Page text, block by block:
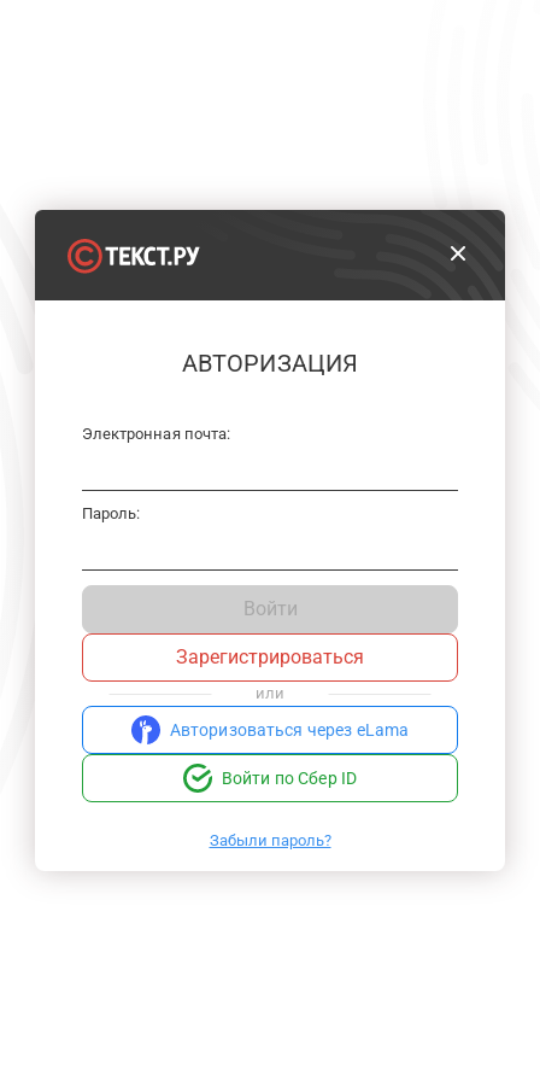
АВТОРИЗАЦИЯ
Электронная почта:
Пароль:
Войти
Зарегистрироваться
или
Авторизоваться через eLama
Войти по Сбер ID
Забыли пароль?